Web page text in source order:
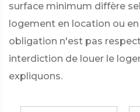
surface minimum diffère
logement en location ou en
obligation n'est pas
interdiction de louer le
expliquons.